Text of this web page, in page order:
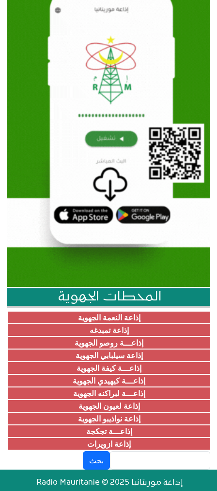
المحطات الجهوية
إذاعة النعمة الجهوية
إذاعة تمبدغه
إذاعـــة روصو الجهوية
إذاعة سيلبابي الجهوية
إذاعـــة كيفة الجهوية
إذاعـــة كيهيدي الجهوية
إذاعـــة لبراكنه الجهوية
إذاعة لعيون الجهوية
إذاعة نواذيبو الجهوية
إذاعـــة تجكجة
إذاعة ازويرات
إذاعة موريتانيا Radio Mauritanie © 2025